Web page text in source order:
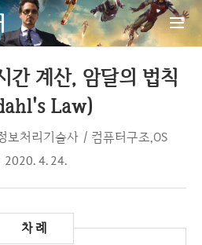
간 계산, 암달의 법칙
Law)
보처리기술사 / 컴퓨터구조,OS
2020. 4. 24.